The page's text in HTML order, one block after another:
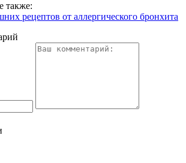
также:
рецептов от аллергического бронхита